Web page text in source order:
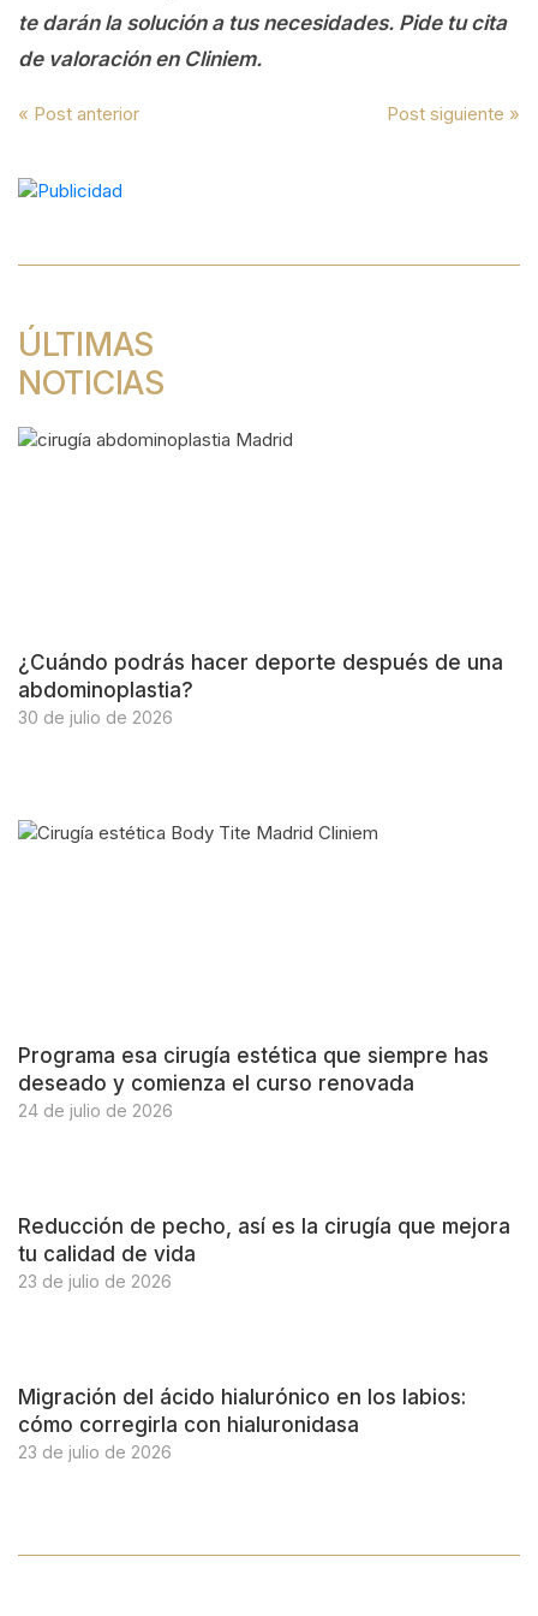
te darán la solución a tus necesidades. Pide tu cita
de valoración en Cliniem.
Navegación
de
entradas
« Post anterior Post siguiente »
ÚLTIMAS
NOTICIAS
¿Cuándo podrás hacer deporte después de una
abdominoplastia?
30 de julio de 2026
Programa esa cirugía estética que siempre has
deseado y comienza el curso renovada
24 de julio de 2026
Reducción de pecho, así es la cirugía que mejora
tu calidad de vida
23 de julio de 2026
Migración del ácido hialurónico en los labios:
cómo corregirla con hialuronidasa
23 de julio de 2026